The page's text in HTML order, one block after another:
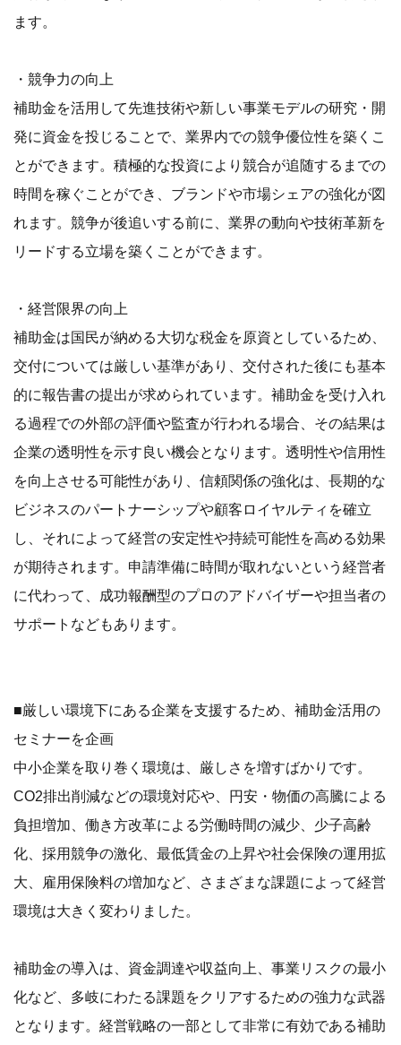
ます。
・競争力の向上
補助金を活用して先進技術や新しい事業モデルの研究・開
発に資金を投じることで、業界内での競争優位性を築くこ
とができます。積極的な投資により競合が追随するまでの
時間を稼ぐことができ、ブランドや市場シェアの強化が図
れます。競争が後追いする前に、業界の動向や技術革新を
リードする立場を築くことができます。
・経営限界の向上
補助金は国民が納める大切な税金を原資としているため、
交付については厳しい基準があり、交付された後にも基本
的に報告書の提出が求められています。補助金を受け入れ
る過程での外部の評価や監査が行われる場合、その結果は
企業の透明性を示す良い機会となります。透明性や信用性
を向上させる可能性があり、信頼関係の強化は、長期的な
ビジネスのパートナーシップや顧客ロイヤルティを確立
し、それによって経営の安定性や持続可能性を高める効果
が期待されます。申請準備に時間が取れないという経営者
に代わって、成功報酬型のプロのアドバイザーや担当者の
サポートなどもあります。
■厳しい環境下にある企業を支援するため、補助金活用の
セミナーを企画
中小企業を取り巻く環境は、厳しさを増すばかりです。
CO2排出削減などの環境対応や、円安・物価の高騰による
負担増加、働き方改革による労働時間の減少、少子高齢
化、採用競争の激化、最低賃金の上昇や社会保険の運用拡
大、雇用保険料の増加など、さまざまな課題によって経営
環境は大きく変わりました。
補助金の導入は、資金調達や収益向上、事業リスクの最小
化など、多岐にわたる課題をクリアするための強力な武器
となります。経営戦略の一部として非常に有効である補助